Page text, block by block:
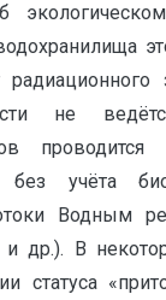
не
учёта
Водным
др.). В
статуса